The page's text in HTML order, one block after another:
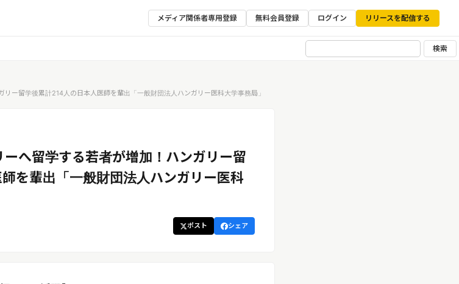
メディア関係者専用登録 無料会員登録 ログイン リリースを配信する
検索
ー留学後累計214人の日本人医師を輩出「一般財団法人ハンガリー医科大学事務局」
へ留学する若者が増加！ハンガリー留
を輩出「一般財団法人ハンガリー医科
ポスト シェア